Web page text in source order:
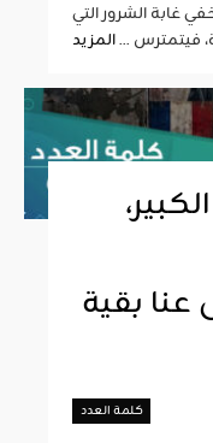
غابة الشرور التي
فيتمترس ...
عنا بقية
كلمة العدد